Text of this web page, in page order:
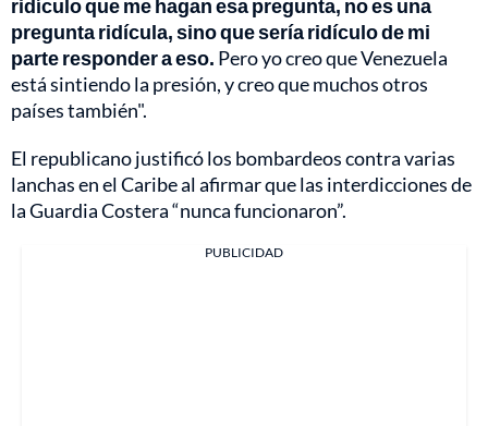
ridículo que me hagan esa pregunta, no es una
pregunta ridícula, sino que sería ridículo de mi
parte responder a eso. Pero yo creo que Venezuela
está sintiendo la presión, y creo que muchos otros
países también".
El republicano justificó los bombardeos contra varias
lanchas en el Caribe al afirmar que las interdicciones de
la Guardia Costera “nunca funcionaron”.
PUBLICIDAD